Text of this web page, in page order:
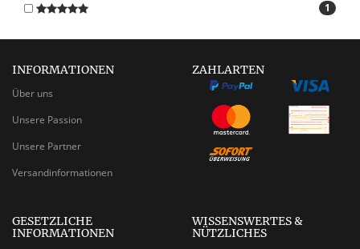
1
INFORMATIONEN
Über uns
Unsere Passion
Unsere Partner
Versandinformationen
ZAHLARTEN
GESETZLICHE
INFORMATIONEN
WISSENSWERTES &
NÜTZLICHES